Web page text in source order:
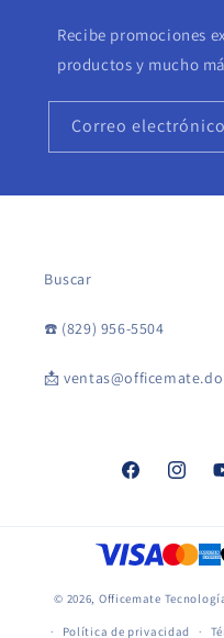
Recibe promociones
productos y mucho
Correo electrónico
Buscar
☎️ (829) 956-5504
📩 ventas@officemate.do
Facebook
Formas
© 2026, Officemate
Política de privacidad